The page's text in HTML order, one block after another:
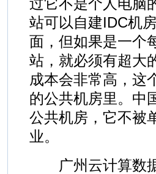
过它不是个人电脑
站可以自建IDC机
面，但如果是一个
站，就必须有超大
成本会非常高，这
的公共机房里。中
公共机房，它不被
业。
广州云计算数据